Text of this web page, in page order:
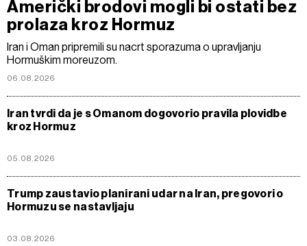
Američki brodovi mogli bi ostati bez
prolaza kroz Hormuz
Iran i Oman pripremili su nacrt sporazuma o upravljanju
Hormuškim moreuzom.
06.08.2026
Iran tvrdi da je s Omanom dogovorio pravila plovidbe
kroz Hormuz
05.08.2026
Trump zaustavio planirani udar na Iran, pregovori o
Hormuzu se nastavljaju
03.08.2026